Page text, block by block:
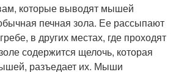
которые выводят мышей
печная зола. Ее рассыпают
в других местах, где проходят
содержится щелочь, которая
разъедает их. Мыши